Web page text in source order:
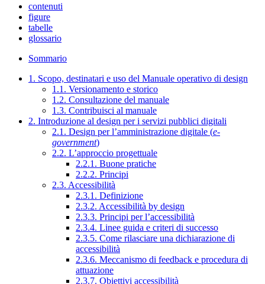
contenuti
figure
tabelle
glossario
Sommario
1. Scopo, destinatari e uso del Manuale operativo di design
1.1. Versionamento e storico
1.2. Consultazione del manuale
1.3. Contribuisci al manuale
2. Introduzione al design per i servizi pubblici digitali
2.1. Design per l’amministrazione digitale (e-
government)
2.2. L’approccio progettuale
2.2.1. Buone pratiche
2.2.2. Principi
2.3. Accessibilità
2.3.1. Definizione
2.3.2. Accessibilità by design
2.3.3. Principi per l’accessibilità
2.3.4. Linee guida e criteri di successo
2.3.5. Come rilasciare una dichiarazione di
accessibilità
2.3.6. Meccanismo di feedback e procedura di
attuazione
2.3.7. Obiettivi accessibilità